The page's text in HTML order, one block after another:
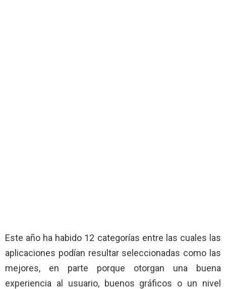
Este año ha habido 12 categorías entre las cuales las
aplicaciones podían resultar seleccionadas como las
mejores, en parte porque otorgan una buena
experiencia al usuario, buenos gráficos o un nivel